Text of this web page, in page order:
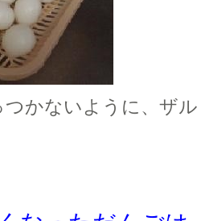
かないように、ザ